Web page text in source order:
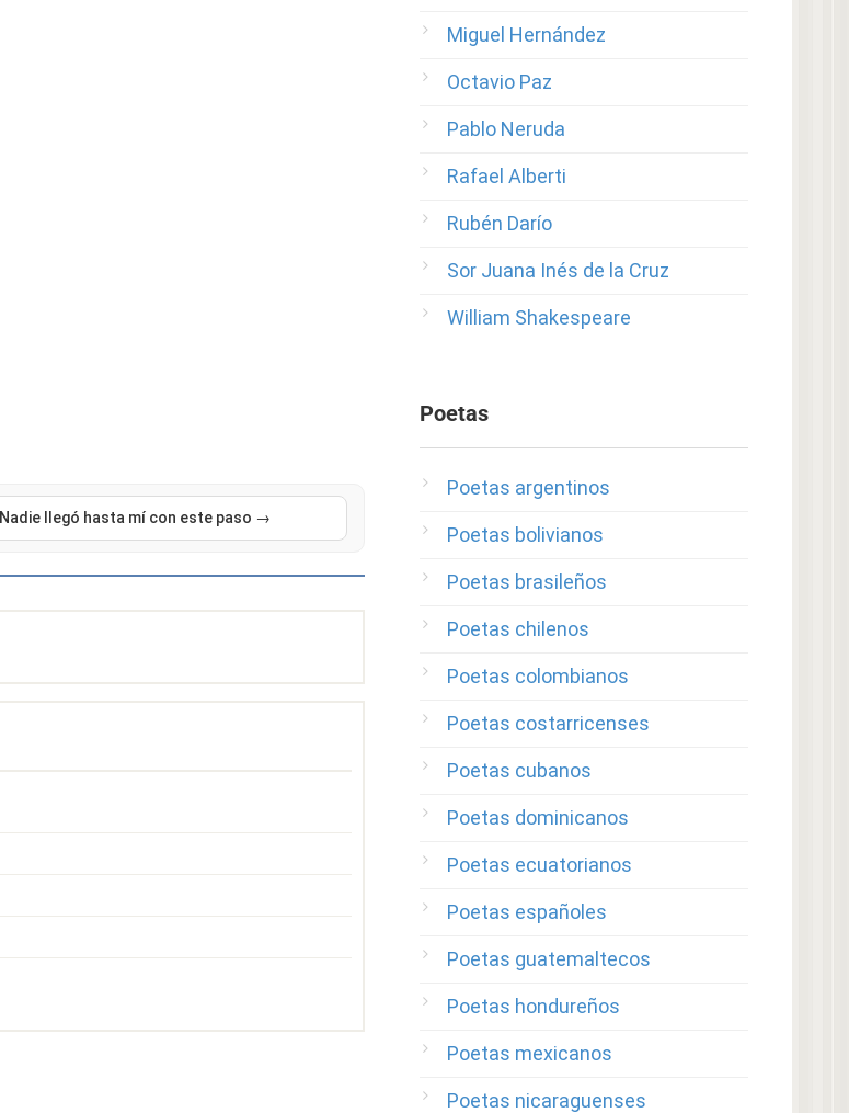
Nadie llegó hasta mí con este paso →
Miguel Hernández
Octavio Paz
Pablo Neruda
Rafael Alberti
Rubén Darío
Sor Juana Inés de la Cruz
William Shakespeare
Poetas
Poetas argentinos
Poetas bolivianos
Poetas brasileños
Poetas chilenos
Poetas colombianos
Poetas costarricenses
Poetas cubanos
Poetas dominicanos
Poetas ecuatorianos
Poetas españoles
Poetas guatemaltecos
Poetas hondureños
Poetas mexicanos
Poetas nicaraguenses